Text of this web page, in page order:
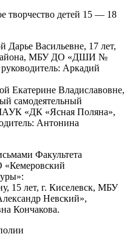
творчество детей 15 — 18
Дарье Васильевне, 17 лет,
района, МБУ ДО «ДШИ №
Аркадий
Екатерине Владиславовне,
самодеятельный
«ДК «Ясная Поляна»,
Антонина
Факультета
15 лет, г. Киселевск, МБУ
Невский»,
Кончакова.